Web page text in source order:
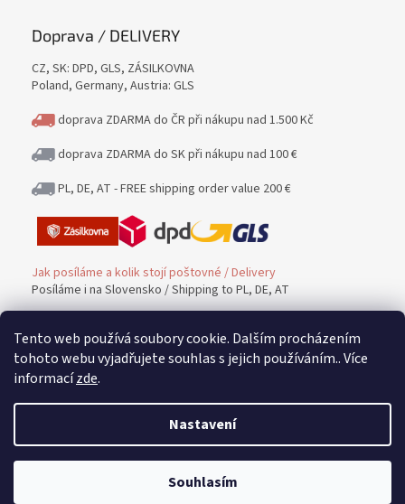
Tento web používá soubory cookie. Dalším procházením
tohoto webu vyjadřujete souhlas s jejich používáním.. Více
informacízde.
Nastavení
Souhlasím
Doprava / DELIVERY
CZ, SK: DPD, GLS, ZÁSILKOVNA
Poland, Germany, Austria: GLS
doprava ZDARMA do ČR při nákupu nad 1.500 Kč
doprava ZDARMA do SK při nákupu nad 100 €
PL, DE, AT - FREE shipping order value 200 €
Jak posíláme a kolik stojí poštovné / Delivery
Posíláme i na Slovensko / Shipping to PL, DE, AT
Platba / PAYMENT
Možnost platby / Payment methods